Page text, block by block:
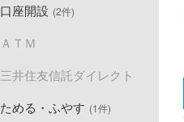
口座開設 (2件)
ＡＴＭ
三井住友信託ダイレクト
ためる・ふやす (1件)